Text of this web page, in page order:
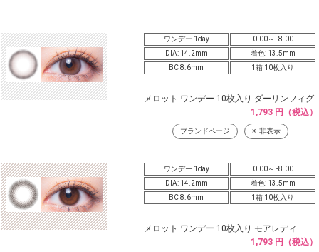
ワンデー 1day
0.00～ -8.00
DIA: 14.2mm
着色: 13.5mm
BC 8.6mm
1箱 10枚入り
メロット ワンデー 10枚入り ダーリンフィグ
1,793 円（税込）
ブランドページ 非表示
ワンデー 1day
0.00～ -8.00
DIA: 14.2mm
着色: 13.5mm
BC 8.6mm
1箱 10枚入り
メロット ワンデー 10枚入り モアレディ
1,793 円（税込）